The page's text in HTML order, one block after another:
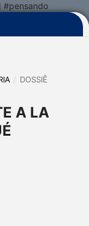
#pensando
/ DOSSIÊ
A LA